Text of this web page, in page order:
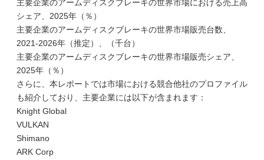
主要企業のアームディスクブレーキの世界市場における売上高
シェア、2025年（％）
主要企業のアームディスクブレーキの世界市場販売台数、
2021-2026年（推定）、（千台）
主要企業のアームディスクブレーキの世界市場販売シェア、
2025年（％）
さらに、本レポートでは市場における競合他社のプロファイル
も紹介しており、主要企業には以下が含まれます：
Knight Global
VULKAN
Shimano
ARK Corp